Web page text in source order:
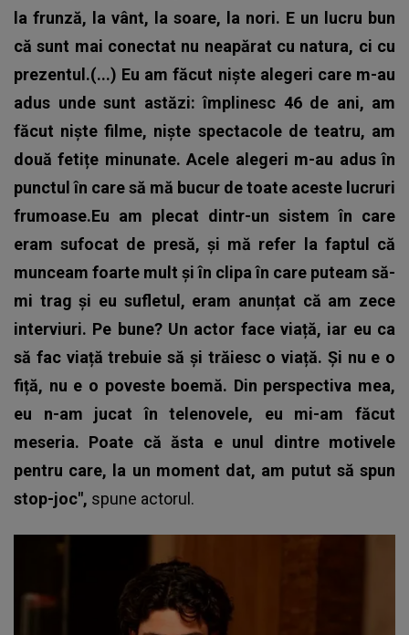
la frunză, la vânt, la soare, la nori. E un lucru bun
că sunt mai conectat nu neapărat cu natura, ci cu
prezentul.(...) Eu am făcut niște alegeri care m-au
adus unde sunt astăzi: împlinesc 46 de ani, am
făcut niște filme, niște spectacole de teatru, am
două fetițe minunate. Acele alegeri m-au adus în
punctul în care să mă bucur de toate aceste lucruri
frumoase.Eu am plecat dintr-un sistem în care
eram sufocat de presă, și mă refer la faptul că
munceam foarte mult și în clipa în care puteam să-
mi trag și eu sufletul, eram anunțat că am zece
interviuri. Pe bune? Un actor face viață, iar eu ca
să fac viață trebuie să și trăiesc o viață. Și nu e o
fiță, nu e o poveste boemă. Din perspectiva mea,
eu n-am jucat în telenovele, eu mi-am făcut
meseria. Poate că ăsta e unul dintre motivele
pentru care, la un moment dat, am putut să spun
stop-joc", spune actorul.